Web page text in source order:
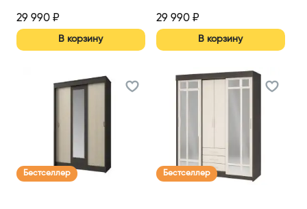
29 990 ₽
В корзину
29 990₽
В корзину
Бестселлер Бестселлер